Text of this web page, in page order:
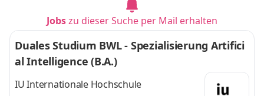
Jobszu dieser Suche per Mail erhalten
Duales Studium BWL - Spezialisierung Artifici
al Intelligence (B.A.)
IU Internationale Hochschule